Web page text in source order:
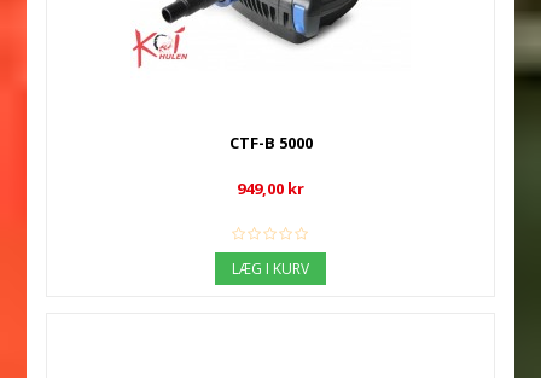
CTF-B 5000
949,00 kr
LÆG I KURV